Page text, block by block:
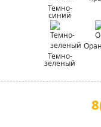
Темно-
синий
Темно-
зеленый